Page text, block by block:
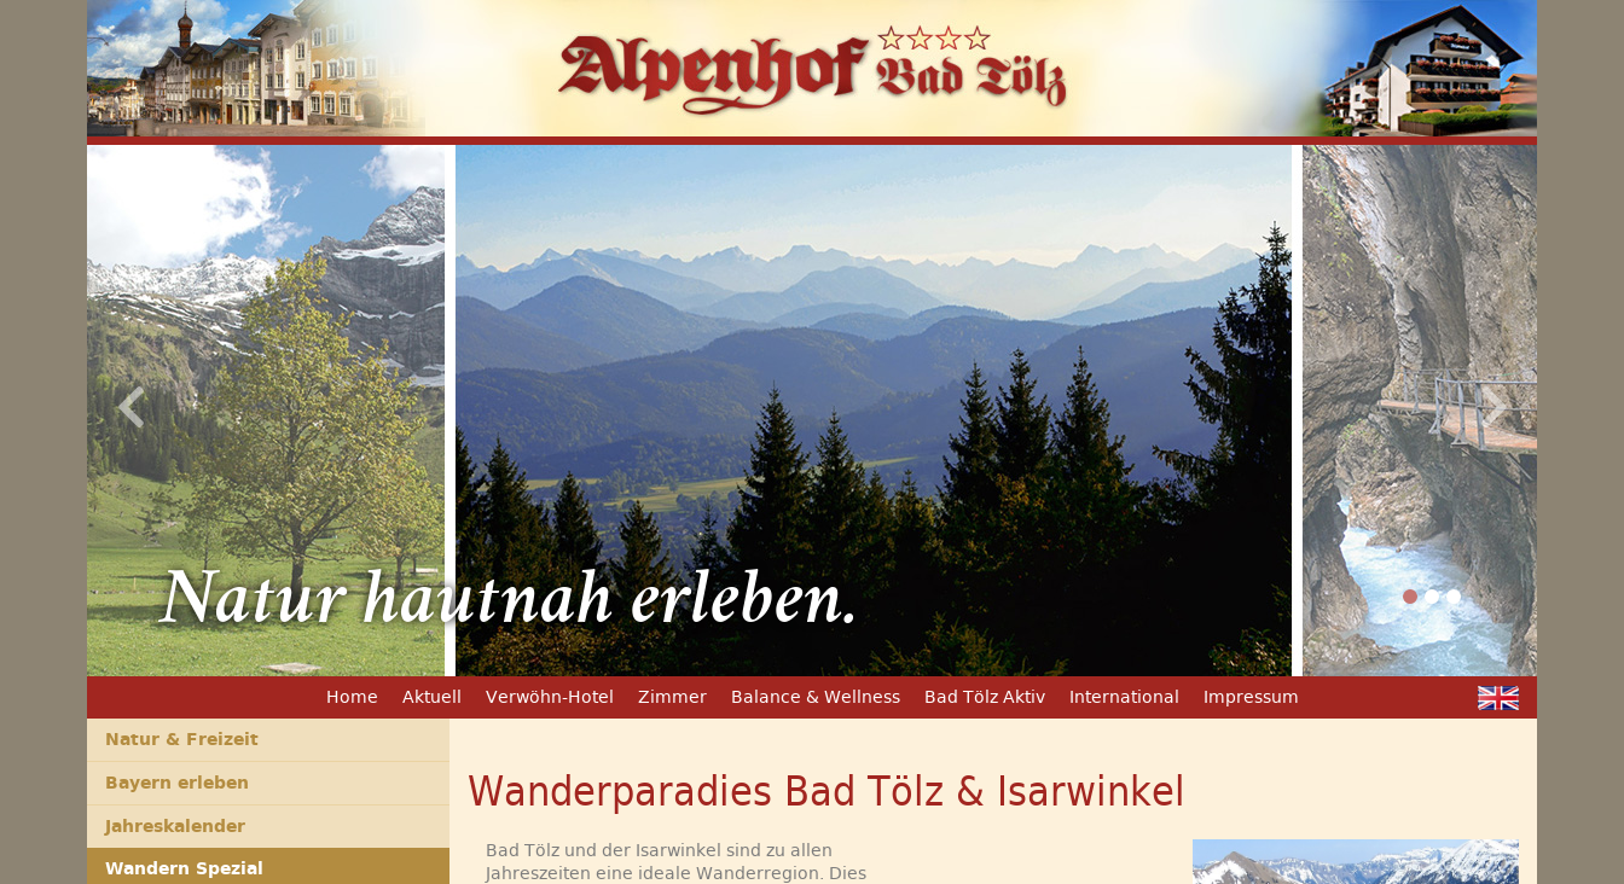
hautnah erleben.
Home Aktuell Verwöhn-Hotel Zimmer Balance & Wellness Bad Tölz Aktiv International Impressum
Natur & Freizeit
Bayern erleben
Jahreskalender
Wandern Spezial
Wanderparadies Bad Tölz & Isarwinkel
Bad Tölz und der Isarwinkel sind zu allen
Jahreszeiten eine ideale Wanderregion. Dies